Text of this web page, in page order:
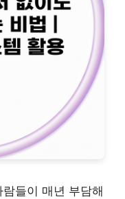
들이 매년 부담해